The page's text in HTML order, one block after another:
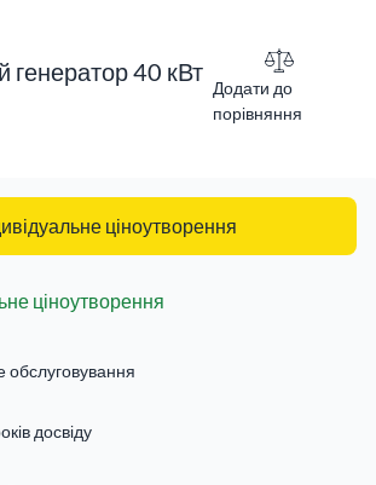
генератор 40 кВт
Додати до
порівняння
ціноутворення
ціноутворення
обслуговування
досвіду